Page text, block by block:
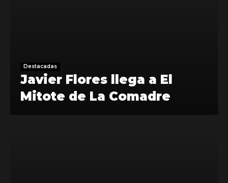
Destacadas
Javier Flores llega a El
Mitote de La Comadre